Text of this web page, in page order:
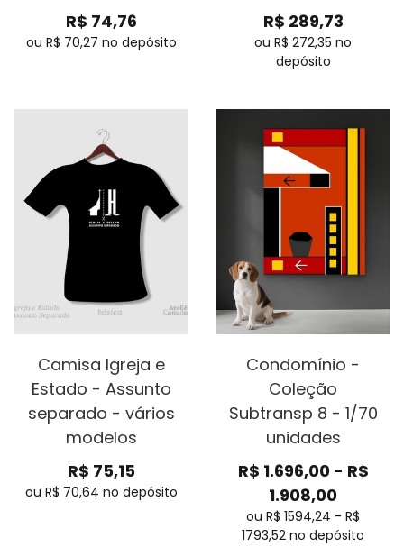
R$ 74,76
ou R$ 70,27 no depósito
R$ 289,73
ou R$ 272,35 no
depósito
Camisa Igreja e
Estado - Assunto
separado - vários
modelos
R$ 75,15
ou R$ 70,64 no depósito
Condomínio -
Coleção
Subtransp 8 - 1/70
unidades
R$ 1.696,00 - R$
1.908,00
ou R$ 1594,24 - R$
1793,52 no depósito